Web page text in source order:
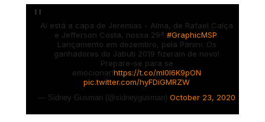
Aí está a capa de Jeremias - Alma, de Rafael Calça
e Jefferson Costa, nossa 29ª#GraphicMSP.
Lançamento em dezembro, pela Panini. Os
ganhadores do Jabuti 2019 fizeram de novo!
Prepare-se para se
emocionar!https://t.co/ml0I6K9pON
pic.twitter.com/hyFDiGMRZW
— Sidney Gusman (@sidneygusman)October 23, 2020